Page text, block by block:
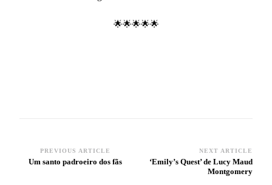
🌟🌟🌟🌟🌟
PostPREVIOUS ARTICLE
Um santo padroeiro dos fãs
NEXT ARTICLE
‘Emily’s Quest’ de Lucy Maud
Montgomery